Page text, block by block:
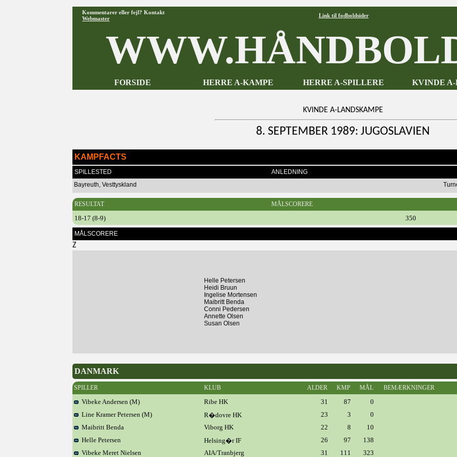
Kommentarer eller fejl? Kontakt
Webmaster
Link til fodboldsider
FORSIDE HERRE A-KAMPE HERRE A-SPILLERE KVINDE
KVINDE A-LANDSKAMPE
8. SEPTEMBER 1989: JUGOSLAVIEN
KAMPFACTS
SPILLESTED
ANLEDNING
Bayreuth, Vesttyskland
RESULTAT MÅLSCORERE
18-17 (8-9) 350
MÅLSCORERE
Z
Helle Petersen
Heidi Bruun
Ingelise Mortensen
Maibritt Benda
Conni Pedersen
Annette Olsen
Susan Olsen
DANMARK
SPILLER KLUB ALDER KMP MÅL BEMÆRKNINGER
Vibeke Andersen (M) Ribe HK 31 87
0
Line Kramer Petersen (M)
R�dovre HK 23 3
0
Maibritt Benda
Viborg HK 22 8
10
Helle Petersen
Helsing�r IF 26 97
138
Vibeke Meret Nielsen
AIA/Tranbjerg 31 111 323